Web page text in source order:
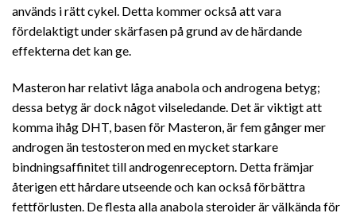
används i rätt cykel. Detta kommer också att vara
fördelaktigt under skärfasen på grund av de härdande
effekterna det kan ge.
Masteron har relativt låga anabola och androgena betyg;
dessa betyg är dock något vilseledande. Det är viktigt att
komma ihåg DHT, basen för Masteron, är fem gånger mer
androgen än testosteron med en mycket starkare
bindningsaffinitet till androgenreceptorn. Detta främjar
återigen ett hårdare utseende och kan också förbättra
fettförlusten. De flesta alla anabola steroider är välkända för